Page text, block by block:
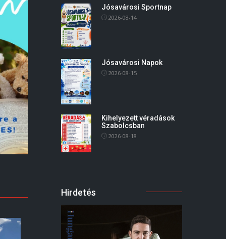
Jósavárosi Sportnap
2026-08-14
Jósavárosi Napok
2026-08-15
Kihelyezett véradások
Szabolcsban
2026-08-18
Hirdetés